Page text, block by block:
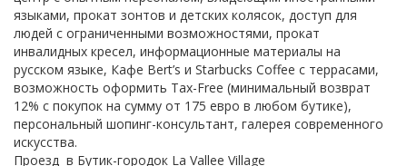
языками, прокат зонтов и детских колясок, доступ для
людей с ограниченными возможностями, прокат
инвалидных кресел, информационные материалы на
русском языке, Кафе Bert’s и Starbucks Coffee с террасами,
возможность оформить Tax-Free (минимальный возврат
12% с покупок на сумму от 175 евро в любом бутике),
персональный шопинг-консультант, галерея современного
искусства.
Проезд в Бутик-городок La Vallee Village